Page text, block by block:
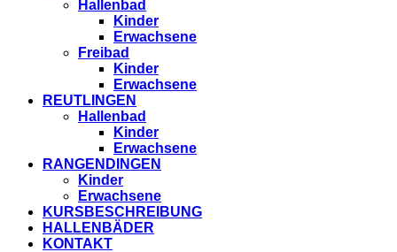
Hallenbad
Kinder
Erwachsene
Freibad
Kinder
Erwachsene
REUTLINGEN
Hallenbad
Kinder
Erwachsene
RANGENDINGEN
Kinder
Erwachsene
KURSBESCHREIBUNG
HALLENBÄDER
KONTAKT